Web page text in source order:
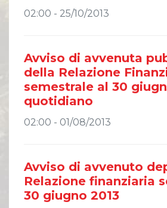
02:00 - 25/10/2013
Avviso di avvenuta
della Relazione
semestrale al 30
quotidiano
02:00 - 01/08/2013
Avviso di avvenuto
Relazione finanziaria
30 giugno 2013